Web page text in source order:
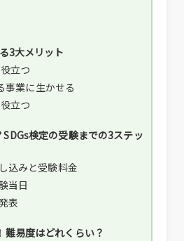
3大メリット
立つ
事業に生かせる
立つ
検定の受験までの3ステッ
込みと受験料金
当日
表
易度はどれくらい？